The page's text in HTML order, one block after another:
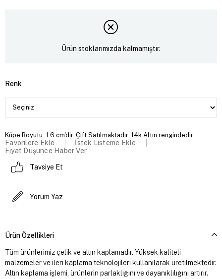
Ürün stoklarımızda kalmamıştır.
Renk
Küpe Boyutu: 1.6 cm'dir. Çift Satılmaktadır. 14k Altın rengindedir.
Favorilere Ekle
İstek Listeme Ekle
Fiyat Düşünce Haber Ver
Tavsiye Et
Yorum Yaz
Ürün Özellikleri
Tüm ürünlerimiz çelik ve altın kaplamadır. Yüksek kaliteli
malzemeler ve ileri kaplama teknolojileri kullanılarak üretilmektedir.
Altın kaplama işlemi, ürünlerin parlaklığını ve dayanıklılığını artırır.